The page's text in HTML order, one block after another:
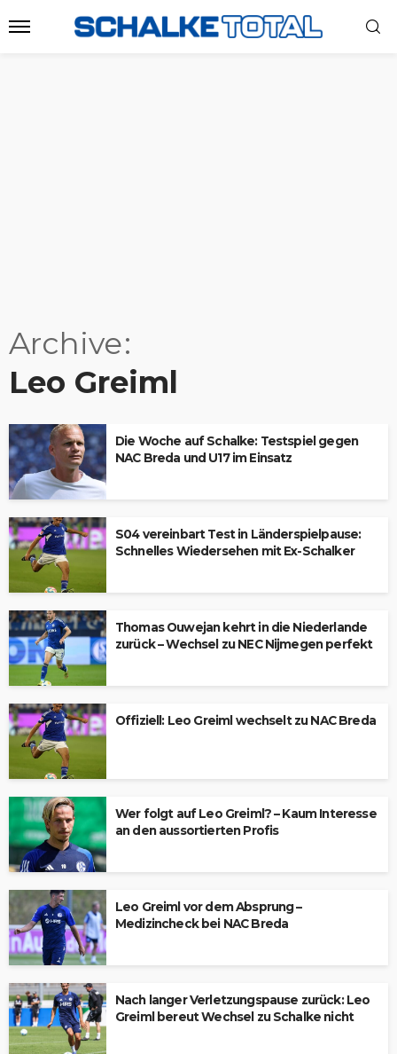
Archive
Leo Greiml
Die Woche auf Schalke: Testspiel gegen
NAC Breda und U17 im Einsatz
S04 vereinbart Test in Länderspielpause:
Schnelles Wiedersehen mit Ex-Schalker
Thomas Ouwejan kehrt in die Niederlande
zurück – Wechsel zu NEC Nijmegen perfekt
Offiziell: Leo Greiml wechselt zu NAC Breda
Wer folgt auf Leo Greiml? – Kaum Interesse
an den aussortierten Profis
Leo Greiml vor dem Absprung –
Medizincheck bei NAC Breda
Nach langer Verletzungspause zurück: Leo
Greiml bereut Wechsel zu Schalke nicht